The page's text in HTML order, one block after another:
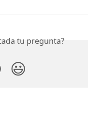
tu pregunta?
😃